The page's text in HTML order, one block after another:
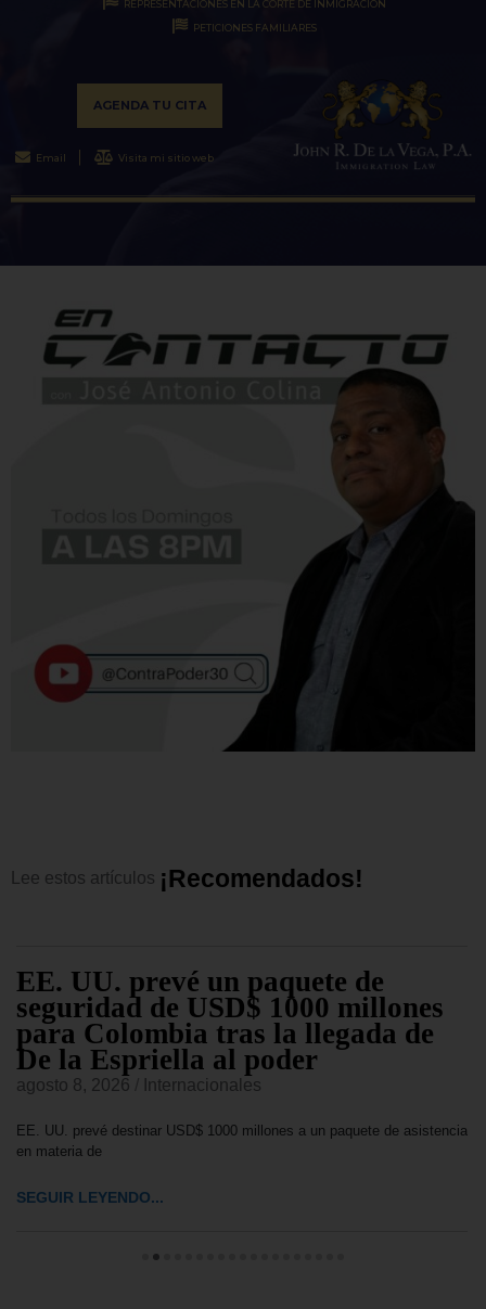
REPRESENTACIONES EN LA CORTE DE INMIGRACIÓN
PETICIONES FAMILIARES
AGENDA TU CITA
Email Visita mi sitio web
Lee estos artículos ¡Recomendados!
EE. UU. prevé un paquete de
seguridad de USD$ 1000 millones
para Colombia tras la llegada de
De la Espriella al poder
agosto 8, 2026 Internacionales
EE. UU. prevé destinar USD$ 1000 millones a un paquete de asistencia
en materia de
SEGUIR LEYENDO...